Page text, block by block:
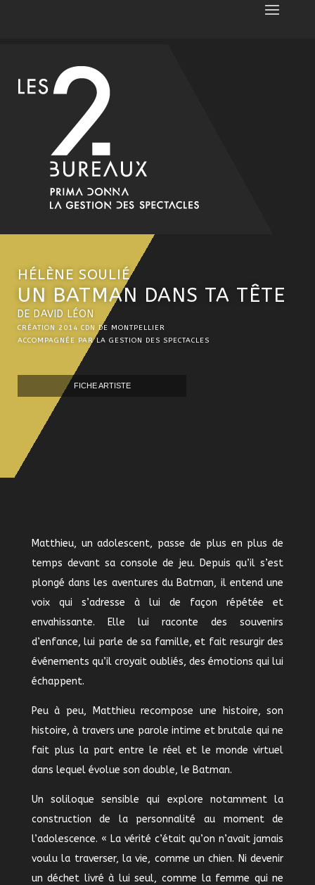
HÉLÈNE SOULIÉ
UN BATMAN DANS TA TÊTE
DE DAVID LÉON
CRÉATION 2014 CDN DE MONTPELLIER
ACCOMPAGNÉE PAR LA GESTION DES SPECTACLES
FICHE ARTISTE
Matthieu, un adolescent, passe de plus en plus de
temps devant sa console de jeu. Depuis qu’il s’est
plongé dans les aventures du Batman, il entend une
voix qui s’adresse à lui de façon répétée et
envahissante. Elle lui raconte des souvenirs
d’enfance, lui parle de sa famille, et fait resurgir des
événements qu’il croyait oubliés, des émotions qui lui
échappent.
Peu à peu, Matthieu recompose une histoire, son
histoire, à travers une parole intime et brutale qui ne
fait plus la part entre le réel et le monde virtuel
dans lequel évolue son double, le Batman.
Un soliloque sensible qui explore notamment la
construction de la personnalité au moment de
l’adolescence. « La vérité c’était qu’on n’avait jamais
voulu la traverser, la vie, comme un chien. Ni devenir
un déchet livré à lui seul, comme la femme qui ne